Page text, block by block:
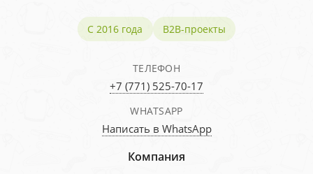
С 2016 года B2B-проекты
ТЕЛЕФОН
+7 (771) 525-70-17
WHATSAPP
Написать в WhatsApp
Компания